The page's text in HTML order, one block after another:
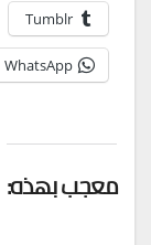
Tumblr
WhatsApp
معجب بهذه: